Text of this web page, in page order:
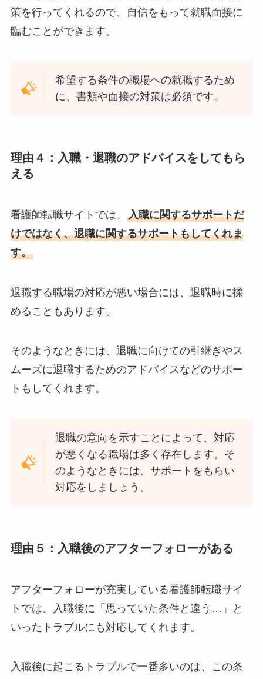
策を行ってくれるので、自信をもって就職面接に
臨むことができます。
希望する条件の職場への就職するため
に、書類や面接の対策は必須です。
理由４：入職・退職のアドバイスをしてもら
える
看護師転職サイトでは、 入職に関するサポートだ
けではなく、退職に関するサポートもしてくれま
す。
退職する職場の対応が悪い場合には、退職時に揉
めることもあります。
そのようなときには、退職に向けての引継ぎやス
ムーズに退職するためのアドバイスなどのサポー
トもしてくれます。
退職の意向を示すことによって、対応
が悪くなる職場は多く存在します。そ
のようなときには、サポートをもらい
対応をしましょう。
理由５：入職後のアフターフォローがある
アフターフォローが充実している看護師転職サイ
トでは、入職後に「思っていた条件と違う…」と
いったトラブルにも対応してくれます。
入職後に起こるトラブルで一番多いのは、この条